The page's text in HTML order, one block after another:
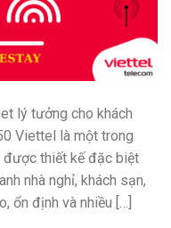
lý tưởng cho khách
Viettel là một trong
được thiết kế đặc biệt
nhà nghỉ, khách sạn,
ổn định và nhiều […]